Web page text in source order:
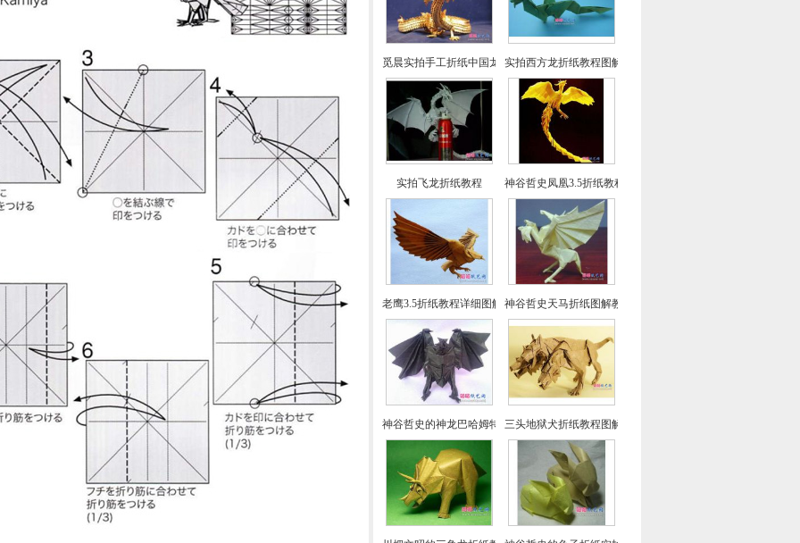
觅晨实拍手工折纸中国龙组合纸艺制作教程
实拍西方龙折纸教程图解-飞龙折纸
实拍飞龙折纸教程 神谷哲史凤凰3.5折纸教程-高级教程
老鹰3.5折纸教程详细图解-高级教程神谷哲史天马折纸图解教程
神谷哲史的神龙巴哈姆特折纸教程三头地狱犬折纸教程图解-神谷哲史折纸之